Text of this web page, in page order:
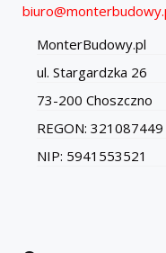
MonterBudowy.pl
ul. Stargardzka 26
73-200 Choszczno
REGON: 321087449
NIP: 5941553521